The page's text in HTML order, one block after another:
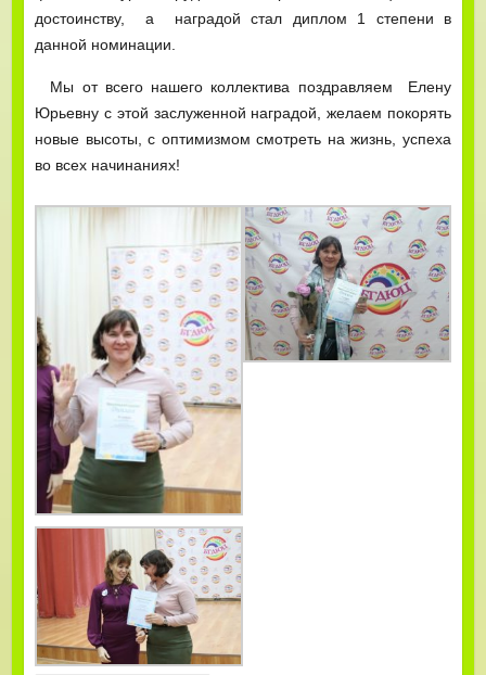
достоинству, а наградой стал диплом 1 степени в
данной номинации.
Мы от всего нашего коллектива поздравляем Елену
Юрьевну с этой заслуженной наградой, желаем покорять
новые высоты, с оптимизмом смотреть на жизнь, успеха
во всех начинаниях!